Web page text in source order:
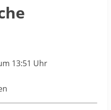
13:51 Uhr